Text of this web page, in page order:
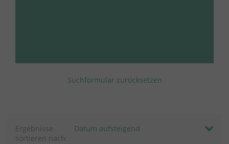
Suchformular zurücksetzen
Ergebnisse
sortieren nach: